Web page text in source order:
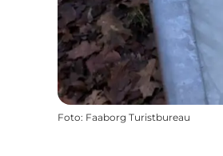
Foto: Faaborg Turistbureau